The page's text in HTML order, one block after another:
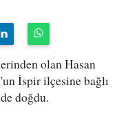
olan Hasan
İspir ilçesine bağlı
doğdu.